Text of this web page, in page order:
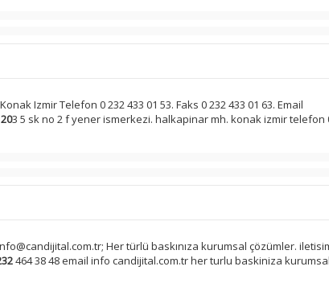
Izmir Telefon 0 232 433 01 53. Faks 0 232 433 01 63. Email
203 5 sk no 2 f yener ismerkezi. halkapinar mh. konak izmir telefon
Her türlü baskınıza kurumsal çözümler.
464 38 48 email info candijital.com.tr her turlu baskiniza kurumsal